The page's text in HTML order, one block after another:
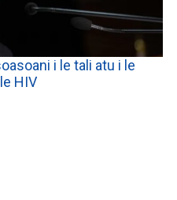
i le tali atu i le
HIV